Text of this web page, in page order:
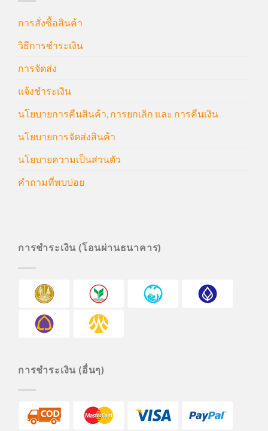
การสั่งซื้อสินค้า
วิธีการชำระเงิน
การจัดส่ง
แจ้งชำระเงิน
นโยบายการคืนสินค้า, การยกเลิก และ การคืนเงิน
นโยบายการจัดส่งสินค้า
นโยบายความเป็นส่วนตัว
คำถามที่พบบ่อย
การชำระเงิน (โอนผ่านธนาคาร)
การชำระเงิน (อื่นๆ)